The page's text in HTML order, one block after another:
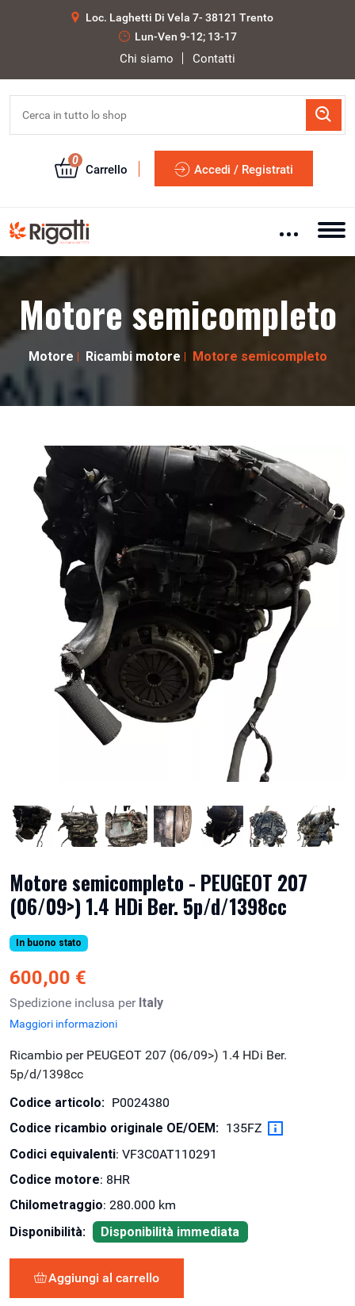
Loc. Laghetti Di Vela 7- 38121 Trento
Lun-Ven 9-12; 13-17
Chi siamo Contatti
0
Carrello Accedi / Registrati
Motore semicompleto
Motore Ricambi motore Motore semicompleto
Motore semicompleto - PEUGEOT 207
(06/09>) 1.4 HDi Ber. 5p/d/1398cc
In buono stato
600,00 €
Spedizione inclusa per Italy
Maggiori informazioni
Ricambio per PEUGEOT 207 (06/09>) 1.4 HDi Ber.
5p/d/1398cc
Codice articolo: P0024380
Codice ricambio originale OE/OEM: 135FZ
Codici equivalenti: VF3C0AT110291
Codice motore: 8HR
Chilometraggio: 280.000 km
Disponibilità:
Disponibilità immediata
Aggiungi al carrello